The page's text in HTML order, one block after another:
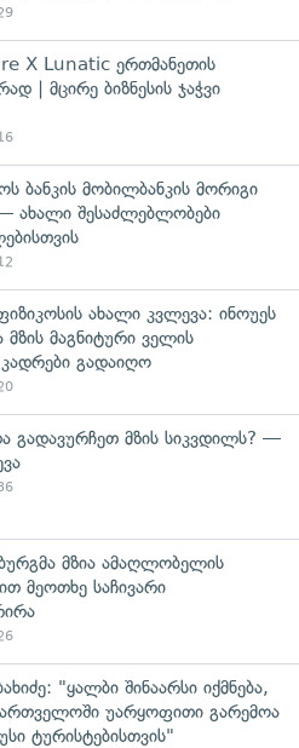
X Lunatic ერთმანეთის
| მცირე ბიზნესის ჯაჭვი
ბანკის მობილბანკის მორიგი
ახალი შესაძლებლობები
ახალი კვლევა: ინოუეს
მზის მაგნიტური ველის
გადაიღო
გადავურჩეთ მზის სიკვდილს? —
მზია ამაღლობელის
მეოთხე საჩივარი
"ყალბი შინაარსი იქმნება,
უარყოფითი გარემოა
ტურისტებისთვის"